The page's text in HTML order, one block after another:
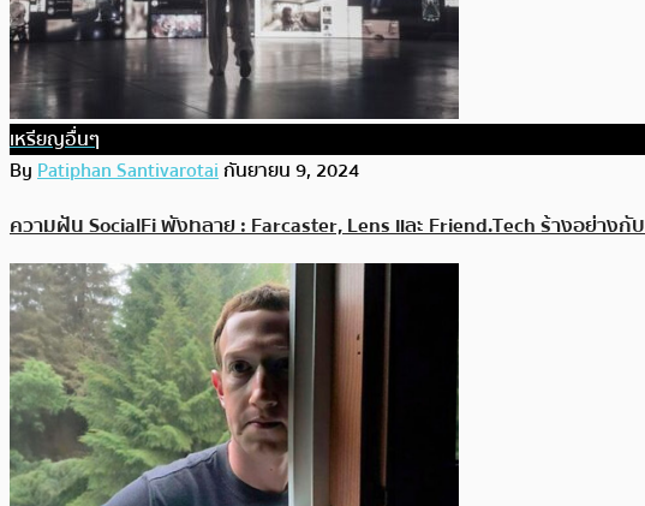
เหรียญอื่นๆ
ByPatiphan Santivarotaiกันยายน 9, 2024
ความฝัน SocialFi พังทลาย : Farcaster, Lens และ Friend.Tech ร้างอย่างกั